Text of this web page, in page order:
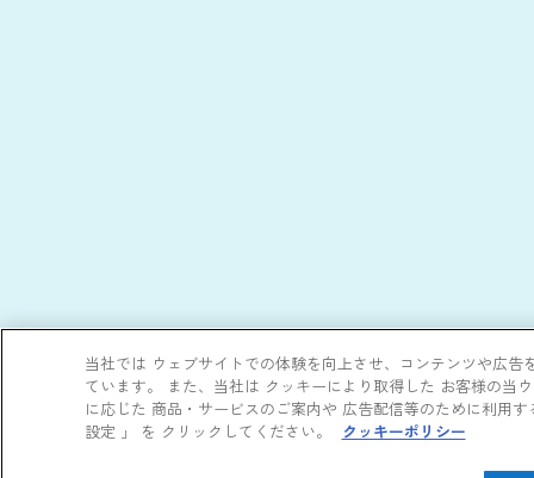
当社では ウェブサイトでの体験を向上させ、コンテンツや広
ています。 また、当社は クッキーにより取得した お客様の当
に応じた 商品・サービスのご案内や 広告配信等のために利用
設定 」 を クリックしてください。
クッキーポリシー